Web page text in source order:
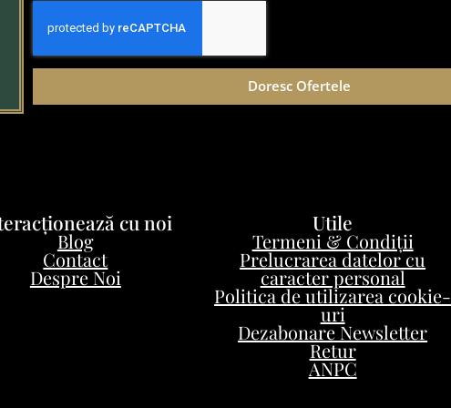
Doresc Ofertele
cu noi
Blog
Contact
Despre Noi
Utile
Termeni & Condiții
Prelucrarea datelor cu
caracter personal
Politica de utilizarea cookie-
uri
Dezabonare Newsletter
Retur
ANPC